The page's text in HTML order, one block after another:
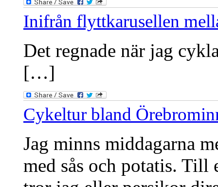
Inifrån flyttkarusellen
Det regnade när jag
[…]
Cykeltur bland
Jag minns middagarna
med sås och potatis. Till